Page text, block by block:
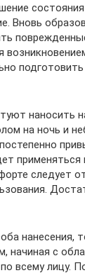
Вновь
наносить
на ночь и
применяться
следует
нанесения,
начиная с
всему лицу.